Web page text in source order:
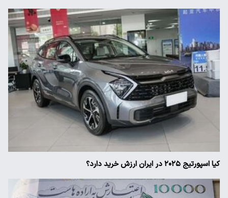
کیا اسپورتیج ۲۰۲۵ در ایران ارزش خرید دارد؟